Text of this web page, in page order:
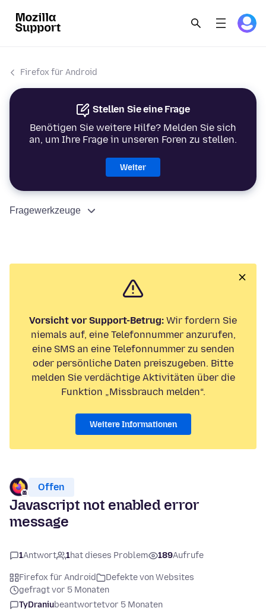
Firefox für Android
Stellen Sie eine Frage
Benötigen Sie weitere Hilfe? Melden Sie sich
an, um Ihre Frage in unseren Foren zu stellen.
Weiter
Fragewerkzeuge
Vorsicht vor Support-Betrug: Wir fordern Sie
niemals auf, eine Telefonnummer anzurufen,
eine SMS an eine Telefonnummer zu senden
oder persönliche Daten preiszugeben. Bitte
melden Sie verdächtige Aktivitäten über die
Funktion „Missbrauch melden“.
Weitere Informationen
Offen
Javascript not enabled error
message
1Antwort 1hat dieses Problem 189Aufrufe
Firefox für Android
Defekte von Websites
gefragt vor 5 Monaten
TyDraniubeantwortetvor 5 Monaten